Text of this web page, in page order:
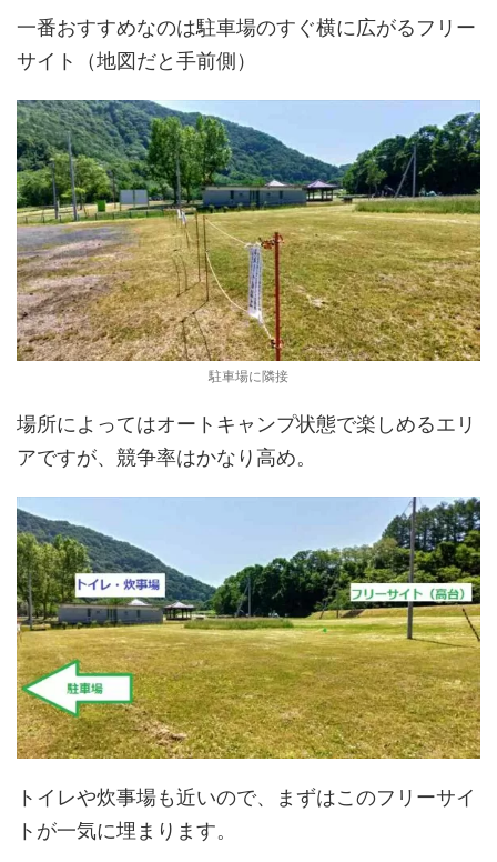
一番おすすめなのは駐車場のすぐ横に広がるフリー
サイト（地図だと手前側）
駐車場に隣接
場所によってはオートキャンプ状態で楽しめるエリ
アですが、競争率はかなり高め。
トイレや炊事場も近いので、まずはこのフリーサイ
トが一気に埋まります。